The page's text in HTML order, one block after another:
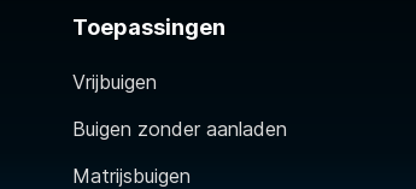
Toepassingen
Vrijbuigen
Buigen zonder aanladen
Matrijsbuigen